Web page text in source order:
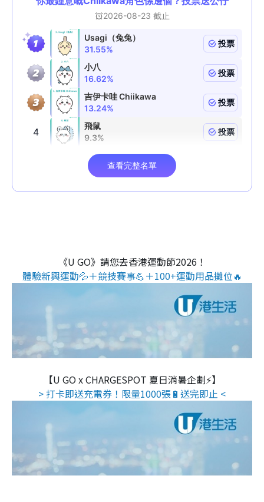
《U GO》請您去香港運動節2026！
體驗新興運動💦＋競技賽事💪＋100+運動用品攤位🔥
【U GO x CHARGESPOT 夏日消暑企劃⚡】
> 打卡即送充電券！限量1000張🔋送完即止 <